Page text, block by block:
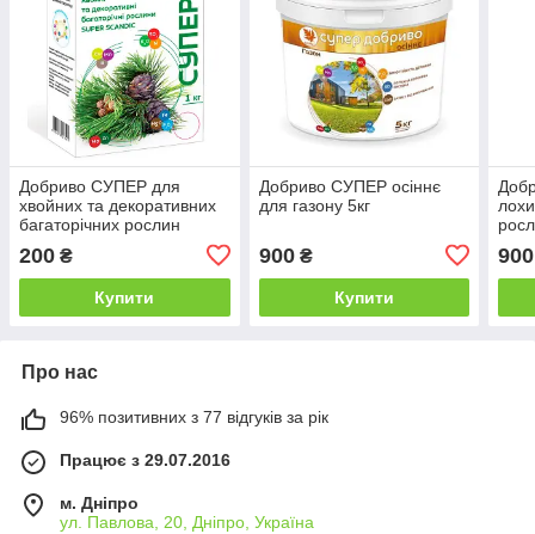
Добриво СУПЕР для
хвойних та декоративних
багаторічних рослин
200 ₴
Купити
Добриво СУПЕР осіннє
для газону 5кг
900₴
Купити
900
Про нас
96% позитивних з 77 відгуків за рік
Працює з 29.07.2016
м. Дніпро
ул. Павлова, 20, Дніпро, Україна